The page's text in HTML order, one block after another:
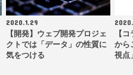
2020.1.29
【開発】ウェブ開発プロジェ
クトでは「データ」の性質に
気をつける
【
から
視点